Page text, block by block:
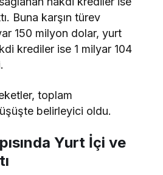
Buna karşın türev
150 milyon dolar, yurt
krediler ise 1 milyar 104
toplam
belirleyici oldu.
Yurt İçi ve